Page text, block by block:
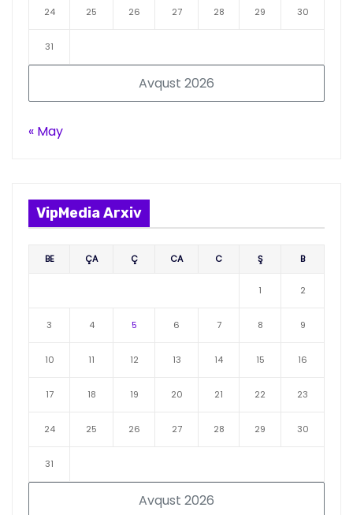
Avqust 2026
24 25 26 27 28 29 30
31
« May
VipMedia Arxiv
Avqust 2026
BE ÇA Ç CA C Ş B
1 2
3 4 5 6 7 8 9
10 11 12 13 14 15 16
17 18 19 20 21 22 23
24 25 26 27 28 29 30
31